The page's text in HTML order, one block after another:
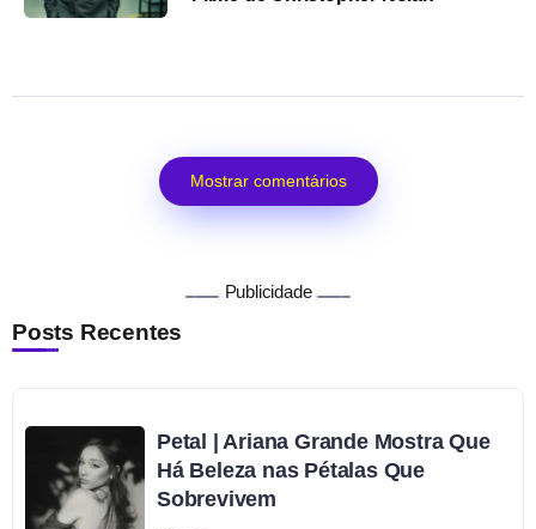
Mostrar comentários
Publicidade
Posts Recentes
Petal | Ariana Grande Mostra Que
Há Beleza nas Pétalas Que
Sobrevivem